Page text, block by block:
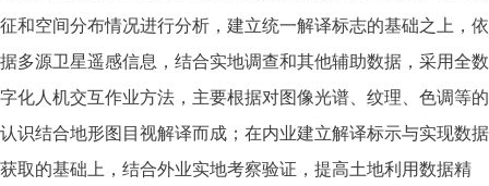
征和空间分布情况进行分析，建立统一解译标志的基础之上，依
据多源卫星遥感信息，结合实地调查和其他辅助数据，采用全数
字化人机交互作业方法，主要根据对图像光谱、纹理、色调等的
认识结合地形图目视解译而成；在内业建立解译标示与实现数据
获取的基础上，结合外业实地考察验证，提高土地利用数据精